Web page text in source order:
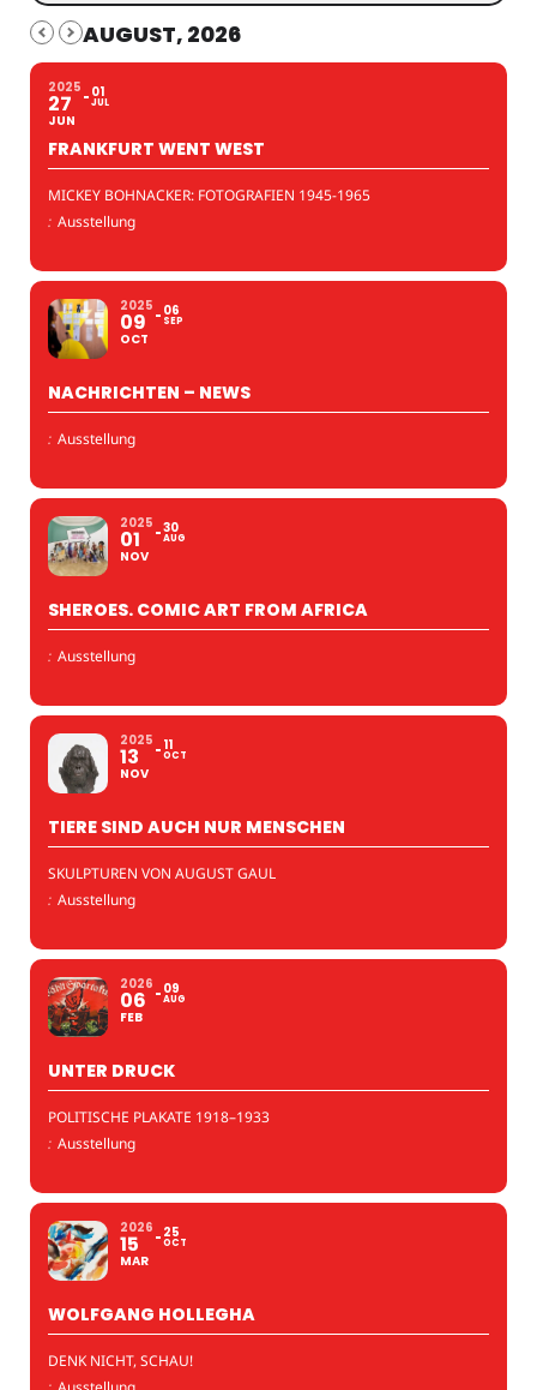
AUGUST, 2026
2025
27
JUN
01
JUL
FRANKFURT WENT WEST
MICKEY BOHNACKER: FOTOGRAFIEN 1945-1965
: Ausstellung
2025
09
OCT
06
SEP
NACHRICHTEN – NEWS
: Ausstellung
2025
01
NOV
30
AUG
SHEROES. COMIC ART FROM AFRICA
: Ausstellung
2025
13
NOV
11
OCT
TIERE SIND AUCH NUR MENSCHEN
SKULPTUREN VON AUGUST GAUL
: Ausstellung
2026
06
FEB
09
AUG
UNTER DRUCK
POLITISCHE PLAKATE 1918–1933
: Ausstellung
2026
15
MAR
25
OCT
WOLFGANG HOLLEGHA
DENK NICHT, SCHAU!